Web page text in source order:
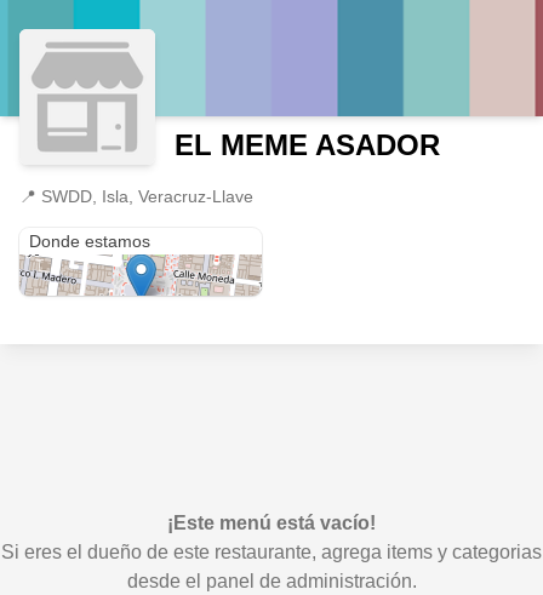
EL MEME ASADOR
📍 SWDD, Isla, Veracruz-Llave
Donde estamos
¡Este menú está vacío!
Si eres el dueño de este restaurante, agrega items y categorias
desde el panel de administración.